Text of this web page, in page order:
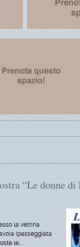
“Le donne
la vetrina
(passeggiata
le…